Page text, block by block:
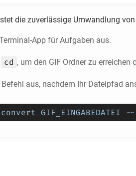
die zuverlässige Umwandlung von
App für Aufgaben aus.
cd , um den GIF Ordner zu erreichen
aus, nachdem Ihr Dateipfad
GIF_EINGABEDATEI